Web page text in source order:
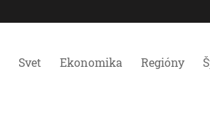
Svet Ekonomika Regióny